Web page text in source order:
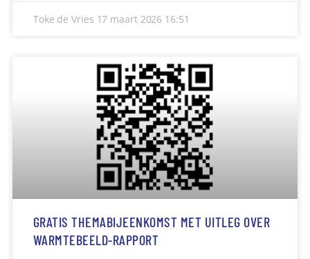
Toke de Vries 17 maart 2026 16:51
GRATIS THEMABIJEENKOMST MET UITLEG OVER
WARMTEBEELD-RAPPORT